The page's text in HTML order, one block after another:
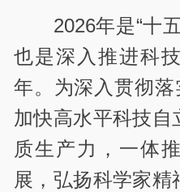
2026年是“十
也是深入推进科
年。为深入贯彻落
加快高水平科技自
质生产力，一体
展，弘扬科学家精